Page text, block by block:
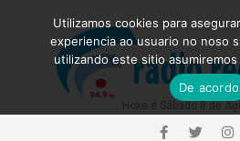
Utilizamos cookies para
experiencia ao usuario no noso
utilizando este sitio
De acordo